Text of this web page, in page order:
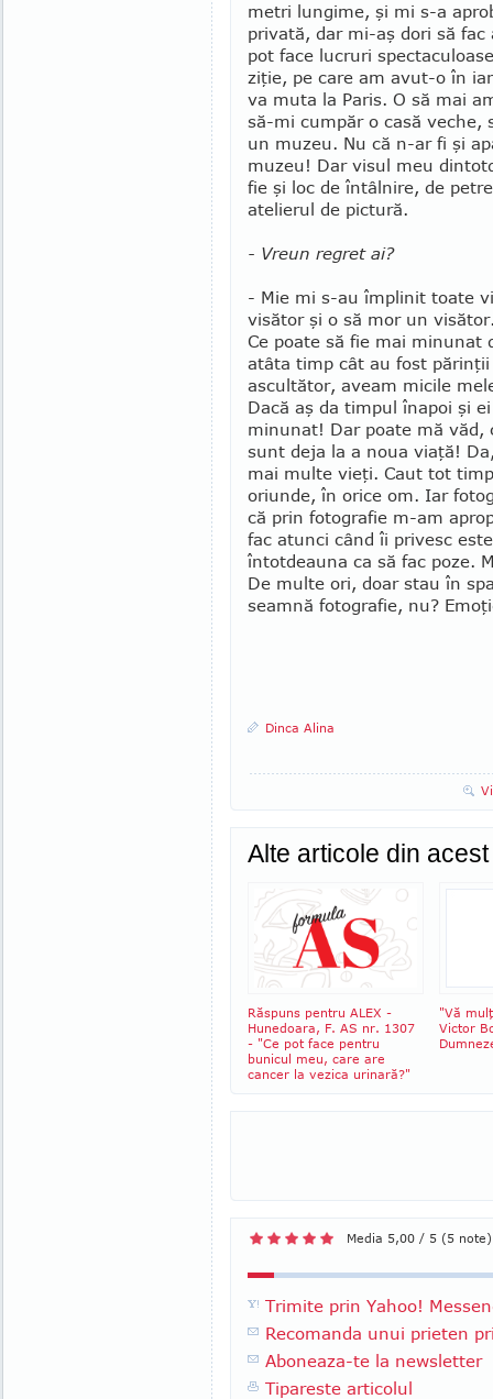
metri lungime, şi mi s-a
pri­vată, dar mi-aş dori să fac
pot face lucruri
ziţie, pe care am avut-o în
va muta la Paris. O să mai
să-mi cumpăr o casă veche,
un muzeu. Nu că n-ar fi şi
mu­zeu! Dar visul meu
fie şi loc de întâlnire, de
atelierul de pictură.
- Vreun regret ai?
- Mie mi s-au împlinit toate
visător şi o să mor un
Ce poate să fie mai minunat
atâta timp cât au fost
ascultător, aveam micile
Dacă aş da timpul înapoi şi
minunat! Dar poate mă văd,
sunt deja la a noua viaţă!
mai multe vieţi. Caut tot
oriunde, în orice om. Iar
că prin fotografie m-am
fac atunci când îi privesc
întotdeauna ca să fac poze.
De multe ori, doar stau în
seamnă fotografie, nu?
Dinca Alina
Alte articole din
Răspuns pentru ALEX -
Hunedoara, F. AS nr. 1307
- "Ce pot face pentru
bunicul meu, care are
cancer la vezica urinară?"
"Vă
Victor
Media 5,00 / 5 (5 note)
Trimite prin Yahoo!
Recomanda unui prieten
Aboneaza-te la newsletter
Tipareste articolul